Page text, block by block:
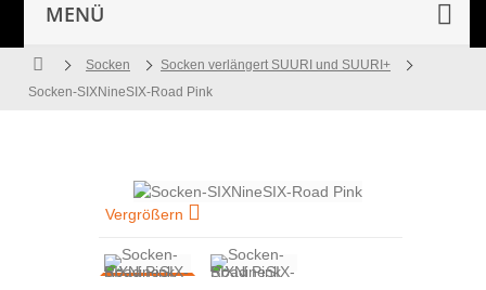
MENÜ
Socken
Socken verlängert SUURI und SUURI+
Socken-SIXNineSIX-Road Pink
Vergrößern